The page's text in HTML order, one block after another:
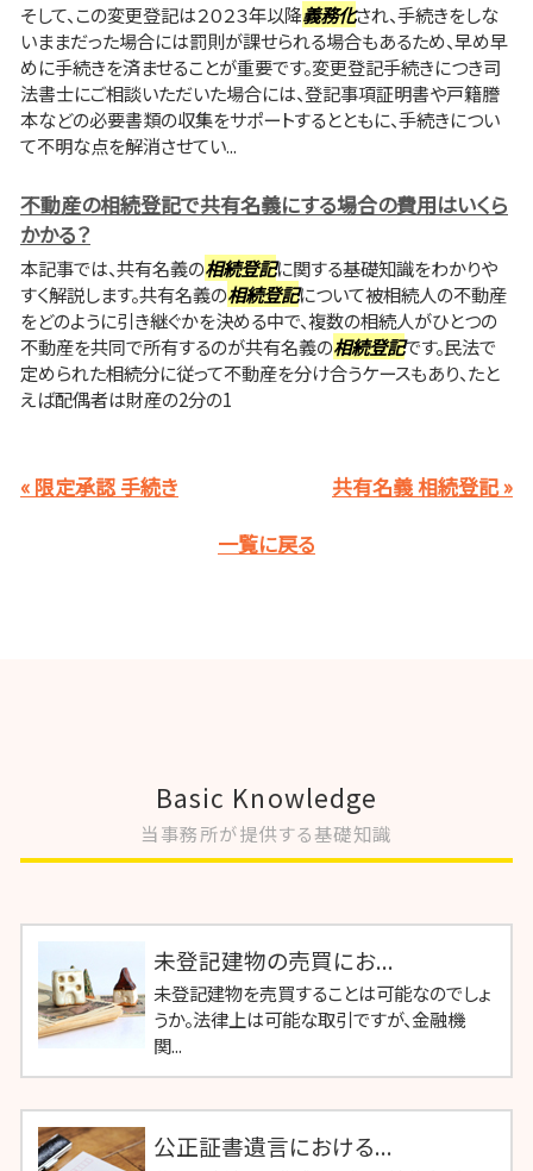
そして、この変更登記は２０２３年以降義務化され、手続きをしな
いままだった場合には罰則が課せられる場合もあるため、早め早
めに手続きを済ませることが重要です。変更登記手続きにつき司
法書士にご相談いただいた場合には、登記事項証明書や戸籍謄
本などの必要書類の収集をサポートするとともに、手続きについ
て不明な点を解消させてい...
不動産の相続登記で共有名義にする場合の費用はいくら
かかる？
本記事では、共有名義の相続登記に関する基礎知識をわかりや
すく解説します。共有名義の相続登記について被相続人の不動産
をどのように引き継ぐかを決める中で、複数の相続人がひとつの
不動産を共同で所有するのが共有名義の相続登記です。民法で
定められた相続分に従って不動産を分け合うケースもあり、たと
えば配偶者は財産の2分の1
« 限定承認 手続き
共有名義 相続登記 »
一覧に戻る
Basic Knowledge
当事務所が提供する基礎知識
未登記建物の売買にお...
未登記建物を売買することは可能なのでしょ
うか。法律上は可能な取引ですが、金融機
関...
公正証書遺言における...